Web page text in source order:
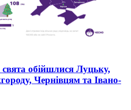
свята обійшлися Луцьку,
Чернівцям та Івано-